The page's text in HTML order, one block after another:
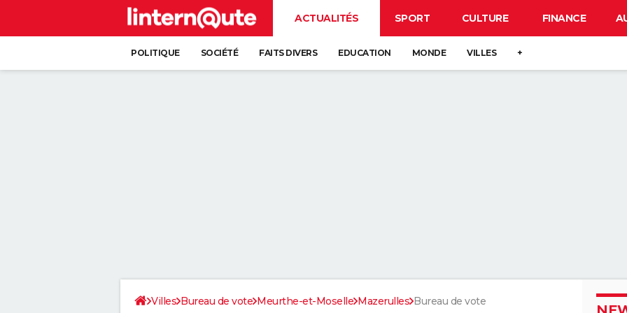
ACTUALITÉS SPORT CULTURE FINANCE
POLITIQUE SOCIÉTÉ FAITS DIVERS EDUCATION MONDE VILLES +
Villes Bureau de vote Meurthe-et-Moselle Mazerulles Bureau de vote